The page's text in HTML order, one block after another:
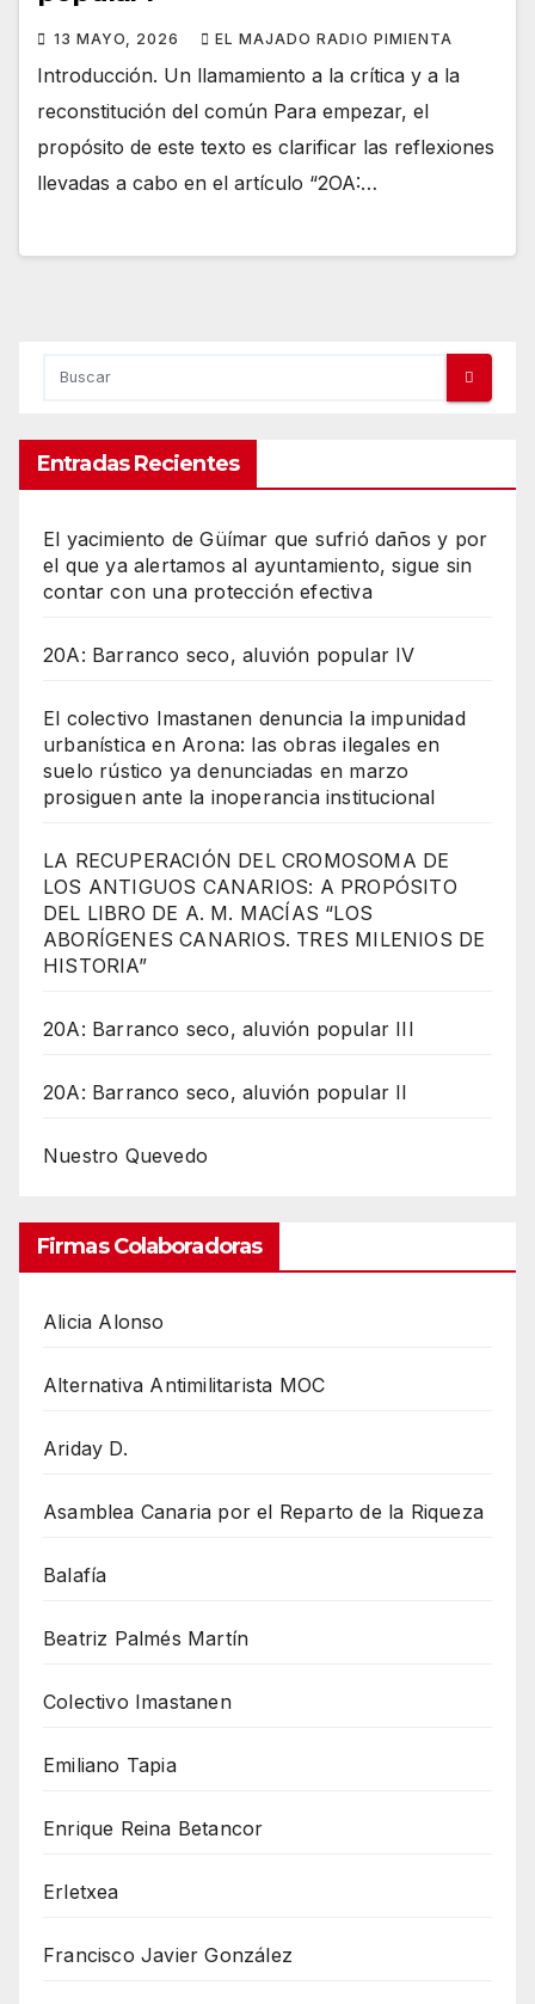
13 MAYO, 2026 EL MAJADO RADIO PIMIENTA
Introducción. Un llamamiento a la crítica y a la
reconstitución del común Para empezar, el
propósito de este texto es clarificar las reflexiones
llevadas a cabo en el artículo “2OA:…
Entradas Recientes
El yacimiento de Güímar que sufrió daños y por
el que ya alertamos al ayuntamiento, sigue sin
contar con una protección efectiva
20A: Barranco seco, aluvión popular IV
El colectivo Imastanen denuncia la impunidad
urbanística en Arona: las obras ilegales en
suelo rústico ya denunciadas en marzo
prosiguen ante la inoperancia institucional
LA RECUPERACIÓN DEL CROMOSOMA DE
LOS ANTIGUOS CANARIOS: A PROPÓSITO
DEL LIBRO DE A. M. MACÍAS “LOS
ABORÍGENES CANARIOS. TRES MILENIOS DE
HISTORIA”
20A: Barranco seco, aluvión popular III
20A: Barranco seco, aluvión popular II
Nuestro Quevedo
Firmas Colaboradoras
Alicia Alonso
Alternativa Antimilitarista MOC
Ariday D.
Asamblea Canaria por el Reparto de la Riqueza
Balafía
Beatriz Palmés Martín
Colectivo Imastanen
Emiliano Tapia
Enrique Reina Betancor
Erletxea
Francisco Javier González